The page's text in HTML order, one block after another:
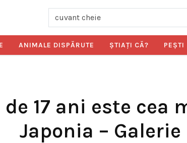
ANIMALE DISPĂRUTE ŞTIAŢI CĂ? PEŞTI
17 ani este cea
Japonia – Galerie